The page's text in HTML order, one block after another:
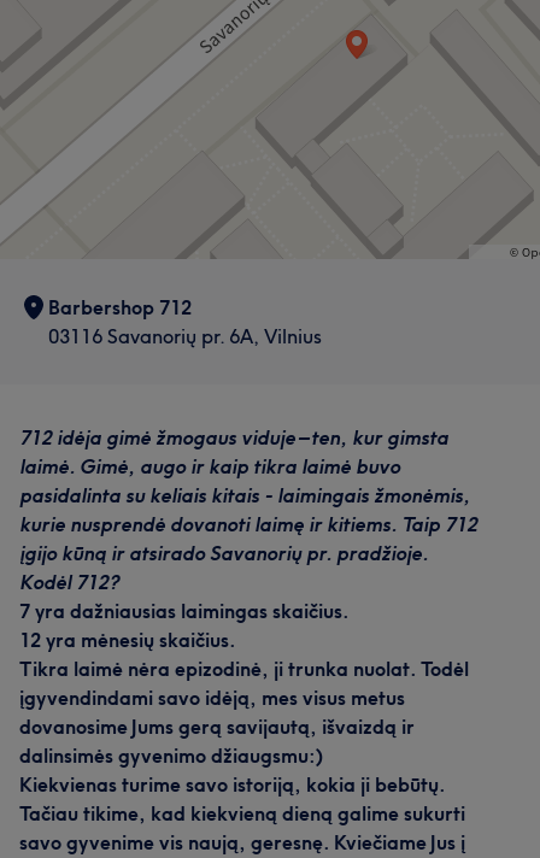
Mūsų klientų nuomonė apie darbuotoją: GYTIS
Kruopštus 11 Draugiškas
Išmanantis darbą 5
Mūsų klientų nuomonė apie darbuotoją: IVAN
Profesionalus 11 Aukštos kvalifikacijos 5
Talentingas 5
Darbų galerija
kiekvienam klientui, kad naujas stilius atrodytų
nepriekaištingai.
Paslaugos
Veidas Plaukai
Barbershop 712
03116 Savanorių pr. 6A, Vilnius
712 idėja gimė žmogaus viduje – ten, kur gimsta
laimė. Gimė, augo ir kaip tikra laimė buvo
pasidalinta su keliais kitais - laimingais žmonėmis,
kurie nusprendė dovanoti laimę ir kitiems. Taip 712
įgijo kūną ir atsirado Savanorių pr. pradžioje.
Kodėl 712?
7 yra dažniausias laimingas skaičius.
12 yra mėnesių skaičius.
Tikra laimė nėra epizodinė, ji trunka nuolat. Todėl
įgyvendindami savo idėją, mes visus metus
dovanosime Jums gerą savijautą, išvaizdą ir
dalinsimės gyvenimo džiaugsmu:)
Kiekvienas turime savo istoriją, kokia ji bebūtų.
Tačiau tikime, kad kiekvieną dieną galime sukurti
savo gyvenime vis naują, geresnę. Kviečiame Jus į